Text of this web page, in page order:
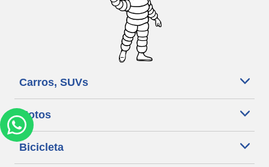
Carros, SUVs
Motos
Bicicleta